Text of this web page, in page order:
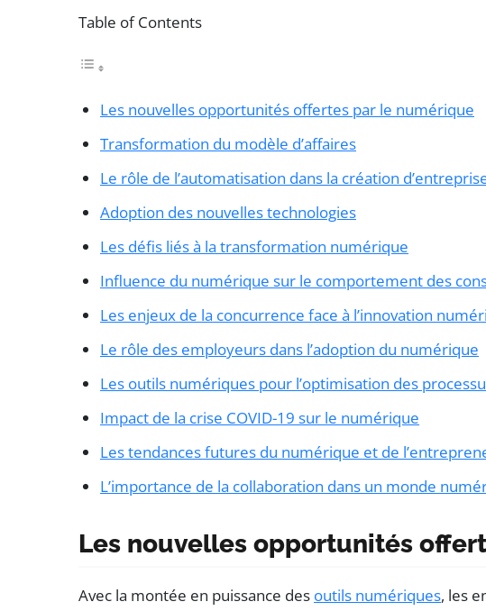
Table of Contents
Les nouvelles opportunités offertes par le numérique
Transformation du modèle d’affaires
Le rôle de l’automatisation dans la création
Adoption des nouvelles technologies
Les défis liés à la transformation numérique
Influence du numérique sur le comportement des
Les enjeux de la concurrence face à l’innovation
Le rôle des employeurs dans l’adoption du numérique
Les outils numériques pour l’optimisation des
Impact de la crise COVID-19 sur le numérique
Les tendances futures du numérique et de
L’importance de la collaboration dans un monde
Les nouvelles opportunités
Avec la montée en puissance des outils numériques, les